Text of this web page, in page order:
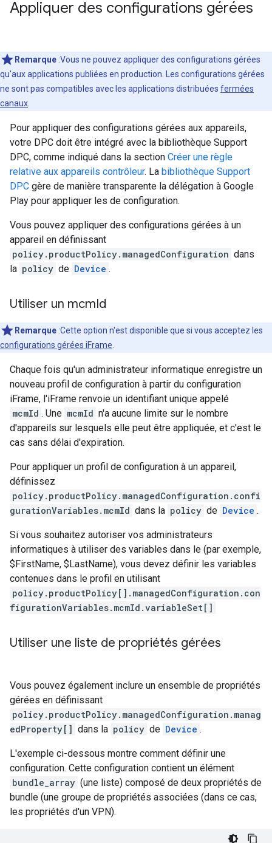
Appliquer des configurations gérées
Remarque :Vous ne pouvez appliquer des configurations gérées
qu'aux applications publiées en production. Les configurations gérées
ne sont pas compatibles avec les applications distribuées fermées
canaux
Pour appliquer des configurations gérées aux appareils,
votre DPC doit être intégré avec la bibliothèque Support
DPC, comme indiqué dans la section Créer une règle
relative aux appareils contrôleur. La bibliothèque Support
DPC gère de manière transparente la délégation à Google
Play pour appliquer les de configuration.
Vous pouvez appliquer des configurations gérées à un
appareil en définissant
policy.productPolicy.managedConfiguration dans
la policy de Device .
Utiliser un mcmId
Remarque :Cette option n'est disponible que si vous acceptez les
configurations gérées iFrame
Chaque fois qu'un administrateur informatique enregistre un
nouveau profil de configuration à partir du configuration
iFrame, l'iFrame renvoie un identifiant unique appelé
mcmId . Une mcmId n'a aucune limite sur le nombre
d'appareils sur lesquels elle peut être appliquée, et c'est le
cas sans délai d'expiration.
Pour appliquer un profil de configuration à un appareil,
définissez
policy.productPolicy.managedConfiguration.confi
gurationVariables.mcmId dans la policy de Device .
Si vous souhaitez autoriser vos administrateurs
informatiques à utiliser des variables dans le (par exemple,
$FirstName, $LastName), vous devez définir les variables
contenues dans le profil en utilisant
policy.productPolicy[].managedConfiguration.con
figurationVariables.mcmId.variableSet[]
Utiliser une liste de propriétés gérées
Vous pouvez également inclure un ensemble de propriétés
gérées en définissant
policy.productPolicy.managedConfiguration.manag
edProperty[] dans la policy de Device .
L'exemple ci-dessous montre comment définir une
configuration. Cette configuration contient un élément
bundle_array (une liste) composé de deux propriétés de
bundle (une groupe de propriétés associées (dans ce cas,
les propriétés d'un VPN).